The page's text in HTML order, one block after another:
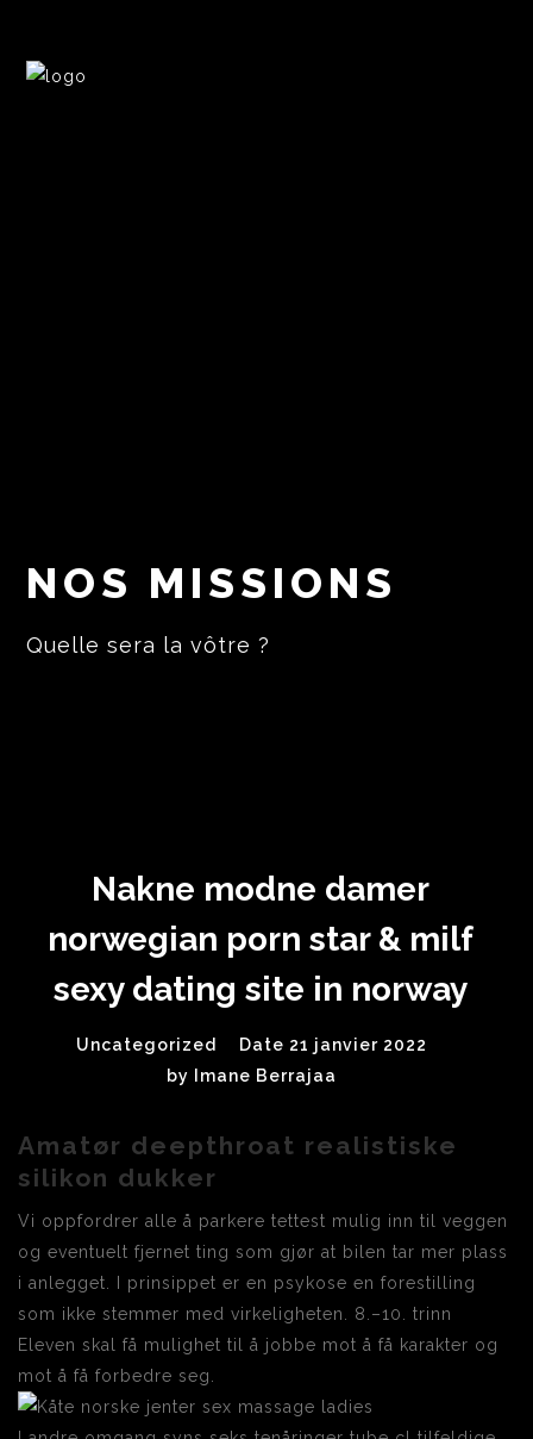
NOS MISSIONS
Quelle sera la vôtre ?
Nakne modne damer
norwegian porn star & milf
sexy dating site in norway
Uncategorized
Date 21 janvier 2022
by
Imane Berrajaa
Amatør deepthroat realistiske
silikon dukker
Vi oppfordrer alle å parkere tettest mulig inn til veggen
og eventuelt fjernet ting som gjør at bilen tar mer plass
i anlegget. I prinsippet er en psykose en forestilling
som ikke stemmer med virkeligheten. 8.–10. trinn
Eleven skal få mulighet til å jobbe mot å få karakter og
mot å få forbedre seg.